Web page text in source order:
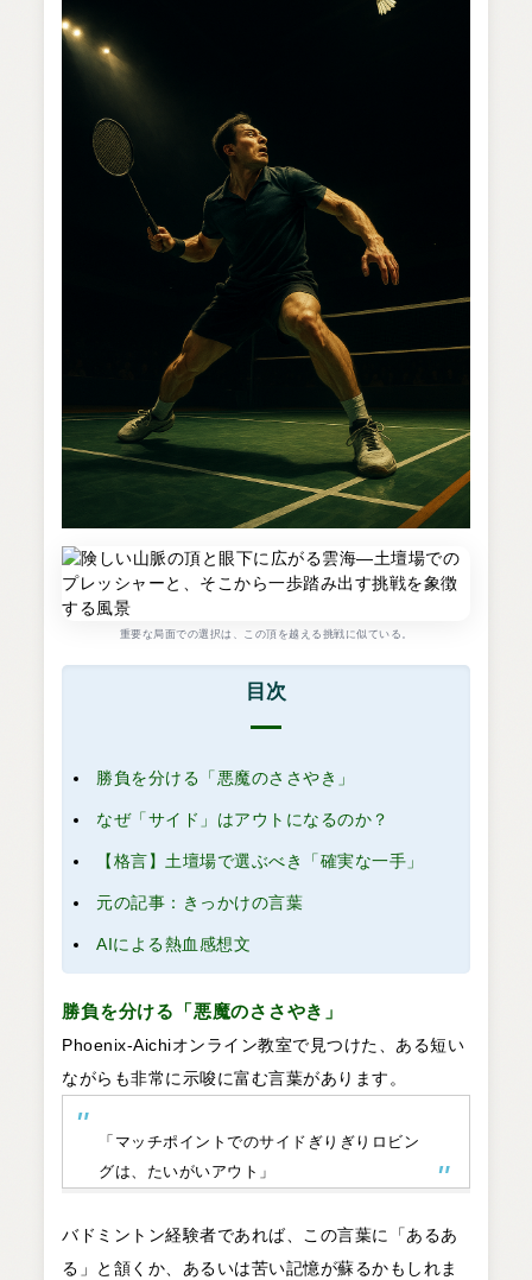
重要な局面での選択は、この頂を越える挑戦に似ている。
目次
勝負を分ける「悪魔のささやき」
なぜ「サイド」はアウトになるのか？
【格言】土壇場で選ぶべき「確実な一手」
元の記事：きっかけの言葉
AIによる熱血感想文
勝負を分ける「悪魔のささやき」
Phoenix-Aichiオンライン教室で見つけた、ある短い
ながらも非常に示唆に富む言葉があります。
「マッチポイントでのサイドぎりぎりロビン
グは、たいがいアウト」
バドミントン経験者であれば、この言葉に「あるあ
る」と頷くか、あるいは苦い記憶が蘇るかもしれま